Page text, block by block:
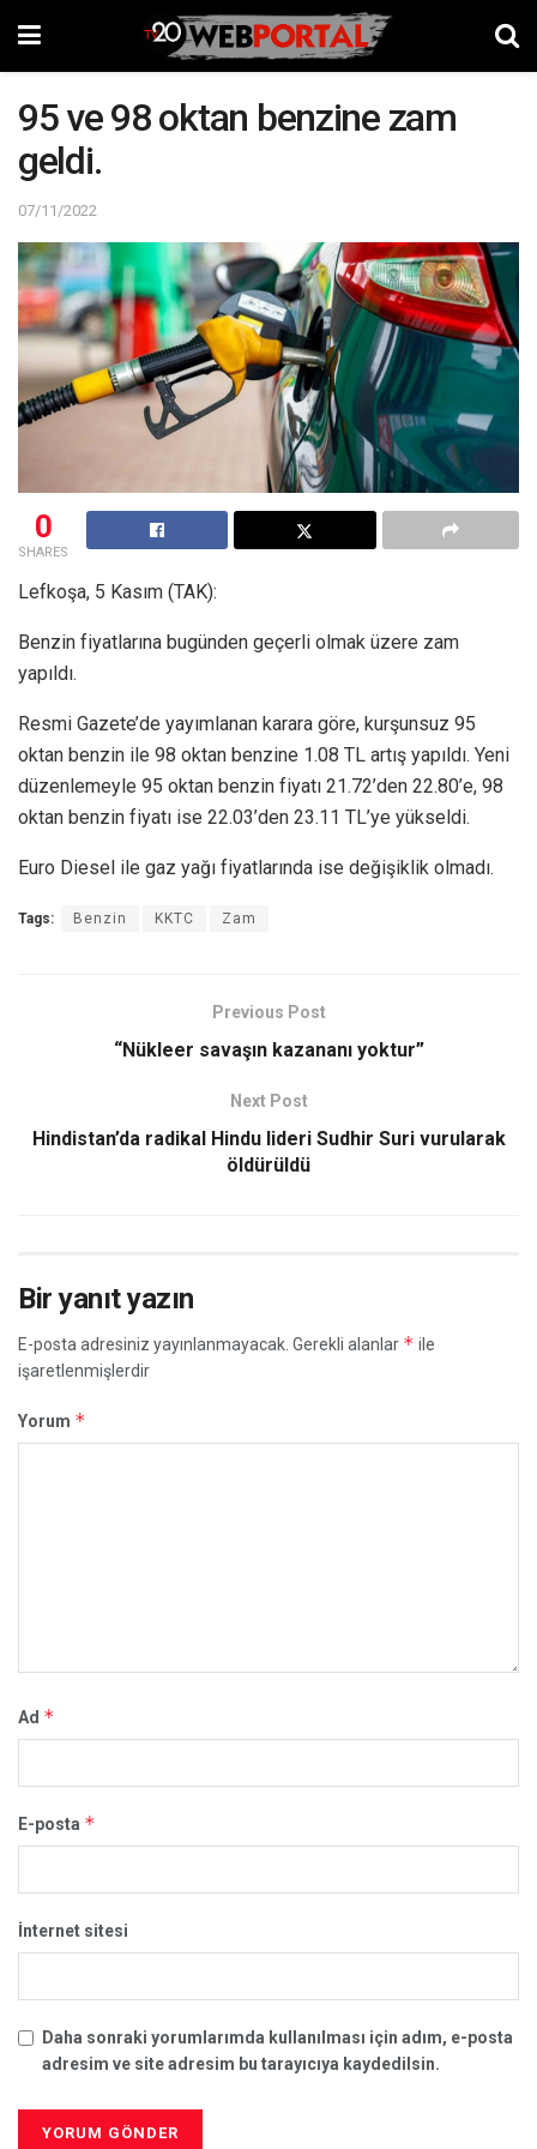
95 ve 98 oktan benzine zam
geldi.
07/11/2022
0
SHARES
Lefkoşa, 5 Kasım (TAK):
Benzin fiyatlarına bugünden geçerli olmak üzere zam
yapıldı.
Resmi Gazete’de yayımlanan karara göre, kurşunsuz 95
oktan benzin ile 98 oktan benzine 1.08 TL artış yapıldı. Yeni
düzenlemeyle 95 oktan benzin fiyatı 21.72’den 22.80’e, 98
oktan benzin fiyatı ise 22.03’den 23.11 TL’ye yükseldi.
Euro Diesel ile gaz yağı fiyatlarında ise değişiklik olmadı.
Tags: Benzin KKTC Zam
Previous Post
“Nükleer savaşın kazananı yoktur”
Next Post
Hindistan’da radikal Hindu lideri Sudhir Suri vurularak
öldürüldü
Bir yanıt yazın
E-posta adresiniz yayınlanmayacak. Gerekli alanlar * ile
işaretlenmişlerdir
Yorum *
Ad *
E-posta *
İnternet sitesi
Daha sonraki yorumlarımda kullanılması için adım, e-posta
adresim ve site adresim bu tarayıcıya kaydedilsin.